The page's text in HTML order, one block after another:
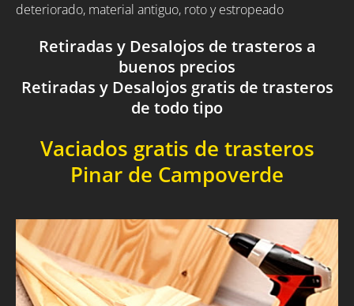
deteriorado, material antiguo, roto y estropeado
Retiradas y Desalojos de trasteros a
buenos precios
Retiradas y Desalojos gratis de trasteros
de todo tipo
Vaciados gratis de trasteros
Pinar de Campoverde